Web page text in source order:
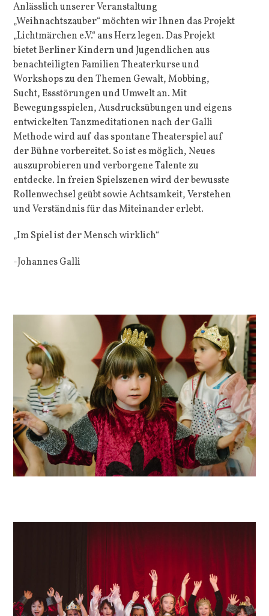
Anlässlich unserer Veranstaltung
„Weihnachtszauber“ möchten wir Ihnen das Projekt
„Lichtmärchen e.V.“ ans Herz legen. Das Projekt
bietet Berliner Kindern und Jugendlichen aus
benachteiligten Familien Theaterkurse und
Workshops zu den Themen Gewalt, Mobbing,
Sucht, Essstörungen und Umwelt an. Mit
Bewegungsspielen, Ausdrucksübungen und eigens
entwickelten Tanzmeditationen nach der Galli
Methode wird auf das spontane Theaterspiel auf
der Bühne vorbereitet. So ist es möglich, Neues
auszuprobieren und verborgene Talente zu
entdecke. In freien Spielszenen wird der bewusste
Rollenwechsel geübt sowie Achtsamkeit, Verstehen
und Verständnis für das Miteinander erlebt.
„Im Spiel ist der Mensch wirklich“
-Johannes Galli